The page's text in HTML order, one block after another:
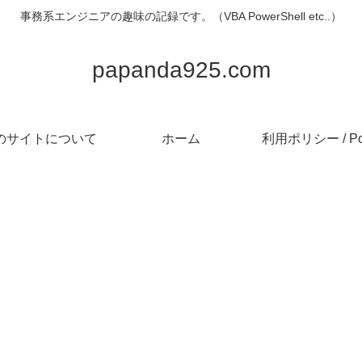
事務系エンジニアの趣味の記録です。（VBA PowerShell etc..）
papanda925.com
サイトについて ホーム 利用ポリシー /